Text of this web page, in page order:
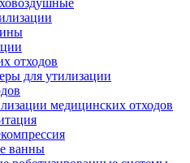
отходов
для утилизации
медицинских отходов
ванны